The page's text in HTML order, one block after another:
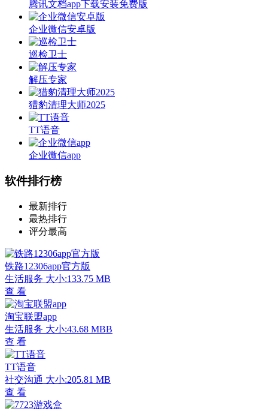
腾讯文档app下载安装免费版
企业微信安卓版
巡检卫士
解压专家
猎豹清理大师2025
TT语音
企业微信app
软件排行榜
最新排行
最热排行
评分最高
铁路12306app官方版
生活服务 大小:133.75 MB
查 看
淘宝联盟app
生活服务 大小:43.68 MBB
查 看
TT语音
社交沟通 大小:205.81 MB
查 看